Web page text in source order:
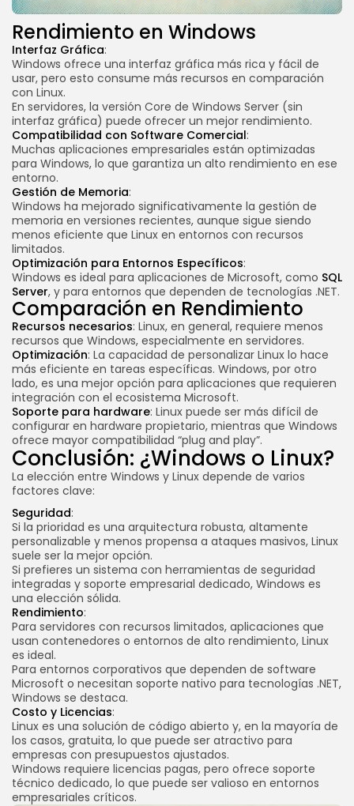
Rendimiento en Windows
Interfaz Gráfica:
Windows ofrece una interfaz gráfica más rica y fácil de
usar, pero esto consume más recursos en comparación
con Linux.
En servidores, la versión Core de Windows Server (sin
interfaz gráfica) puede ofrecer un mejor rendimiento.
Compatibilidad con Software Comercial:
Muchas aplicaciones empresariales están optimizadas
para Windows, lo que garantiza un alto rendimiento en ese
entorno.
Gestión de Memoria:
Windows ha mejorado significativamente la gestión de
memoria en versiones recientes, aunque sigue siendo
menos eficiente que Linux en entornos con recursos
limitados.
Optimización para Entornos Específicos:
Windows es ideal para aplicaciones de Microsoft, como SQL
Server, y para entornos que dependen de tecnologías .NET.
Comparación en Rendimiento
Recursos necesarios: Linux, en general, requiere menos
recursos que Windows, especialmente en servidores.
Optimización: La capacidad de personalizar Linux lo hace
más eficiente en tareas específicas. Windows, por otro
lado, es una mejor opción para aplicaciones que requieren
integración con el ecosistema Microsoft.
Soporte para hardware: Linux puede ser más difícil de
configurar en hardware propietario, mientras que Windows
ofrece mayor compatibilidad “plug and play”.
Conclusión: ¿Windows o Linux?
La elección entre Windows y Linux depende de varios
factores clave:
Seguridad:
Si la prioridad es una arquitectura robusta, altamente
personalizable y menos propensa a ataques masivos, Linux
suele ser la mejor opción.
Si prefieres un sistema con herramientas de seguridad
integradas y soporte empresarial dedicado, Windows es
una elección sólida.
Rendimiento:
Para servidores con recursos limitados, aplicaciones que
usan contenedores o entornos de alto rendimiento, Linux
es ideal.
Para entornos corporativos que dependen de software
Microsoft o necesitan soporte nativo para tecnologías .NET,
Windows se destaca.
Costo y Licencias:
Linux es una solución de código abierto y, en la mayoría de
los casos, gratuita, lo que puede ser atractivo para
empresas con presupuestos ajustados.
Windows requiere licencias pagas, pero ofrece soporte
técnico dedicado, lo que puede ser valioso en entornos
empresariales críticos.